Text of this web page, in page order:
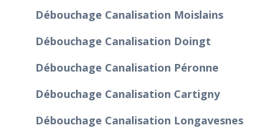
Débouchage Canalisation Moislains
Débouchage Canalisation Doingt
Débouchage Canalisation Péronne
Débouchage Canalisation Cartigny
Débouchage Canalisation Longavesnes